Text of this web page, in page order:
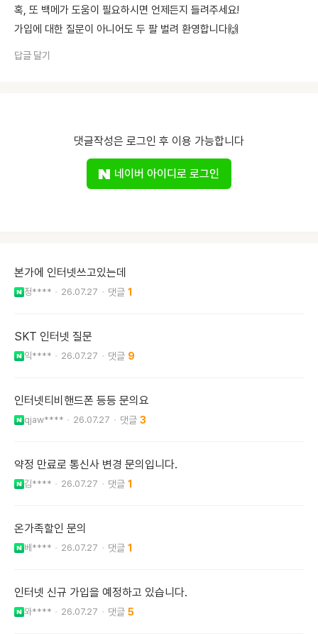
혹, 또 백메가 도움이 필요하시면 언제든지 들려주세요!
가입에 대한 질문이 아니어도 두 팔 벌려 환영합니다🙌
답글 달기
댓글작성은 로그인 후 이용 가능합니다
네이버 아이디로 로그인
본가에 인터넷쓰고있는데
정**** 26.07.27 1
SKT 인터넷 질문
익**** 26.07.27 9
인터넷티비핸드폰 등등 문의요
qjaw**** 26.07.27 3
약정 만료로 통신사 변경 문의입니다.
김**** 26.07.27 1
온가족할인 문의
베**** 26.07.27 1
인터넷 신규 가입을 예정하고 있습니다.
와**** 26.07.27 5